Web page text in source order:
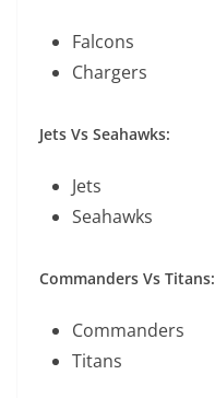
Falcons
Chargers
Jets Vs Seahawks:
Jets
Seahawks
Commanders Vs Titans:
Commanders
Titans